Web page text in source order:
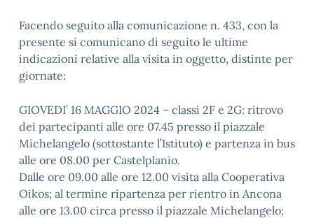
Facendo seguito alla comunicazione n. 433, con la
presente si comunicano di seguito le ultime
indicazioni relative alla visita in oggetto, distinte per
giornate:
GIOVEDI’ 16 MAGGIO 2024 – classi 2F e 2G: ritrovo
dei partecipanti alle ore 07.45 presso il piazzale
Michelangelo (sottostante l’Istituto) e partenza in bus
alle ore 08.00 per Castelplanio.
Dalle ore 09.00 alle ore 12.00 visita alla Cooperativa
Oikos; al termine ripartenza per rientro in Ancona
alle ore 13.00 circa presso il piazzale Michelangelo;